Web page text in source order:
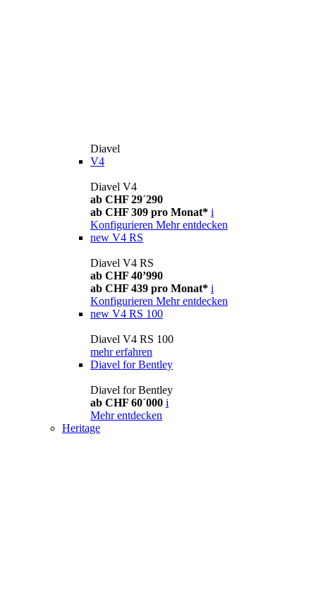
Diavel
V4
Diavel V4
ab CHF 29´290
ab CHF 309 pro Monat* i
Konfigurieren Mehr entdecken
new V4 RS
Diavel V4 RS
ab CHF 40’990
ab CHF 439 pro Monat* i
Konfigurieren Mehr entdecken
new V4 RS 100
Diavel V4 RS 100
mehr erfahren
Diavel for Bentley
Diavel for Bentley
ab CHF 60´000 i
Mehr entdecken
Heritage